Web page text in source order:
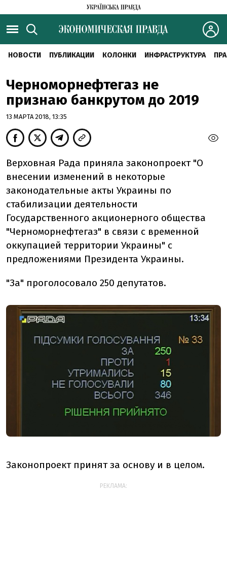
НОВОСТИ ПУБЛИКАЦИИ КОЛОНКИ ИНФРАСТРУКТУРА
Черноморнефтегаз не
признаю банкрутом до 2019
13 МАРТА 2018, 13:35
Верховная Рада приняла законопроект "О
внесении изменений в некоторые
законодательные акты Украины по
стабилизации деятельности
Государственного акционерного общества
"Черноморнефтегаз" в связи с временной
оккупацией территории Украины" с
предложениями Президента Украины.
"За" проголосовало 250 депутатов.
Законопроект принят за основу и в целом.
РЕКЛАМА: